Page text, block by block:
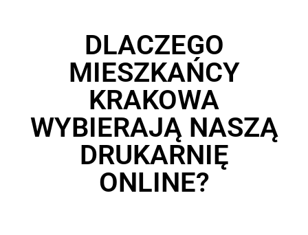
DLACZEGO
MIESZKAŃCY
KRAKOWA
WYBIERAJĄ NASZĄ
DRUKARNIĘ
ONLINE?